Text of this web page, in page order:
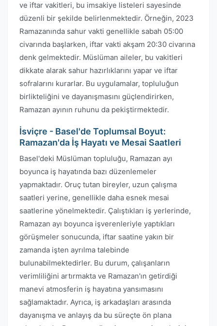
ve iftar vakitleri, bu imsakiye listeleri sayesinde
düzenli bir şekilde belirlenmektedir. Örneğin, 2023
Ramazanında sahur vakti genellikle sabah 05:00
civarında başlarken, iftar vakti akşam 20:30 civarına
denk gelmektedir. Müslüman aileler, bu vakitleri
dikkate alarak sahur hazırlıklarını yapar ve iftar
sofralarını kurarlar. Bu uygulamalar, topluluğun
birlikteliğini ve dayanışmasını güçlendirirken,
Ramazan ayının ruhunu da pekiştirmektedir.
İsviçre - Basel'de Toplumsal Boyut:
Ramazan'da İş Hayatı ve Mesai Saatleri
Basel'deki Müslüman topluluğu, Ramazan ayı
boyunca iş hayatında bazı düzenlemeler
yapmaktadır. Oruç tutan bireyler, uzun çalışma
saatleri yerine, genellikle daha esnek mesai
saatlerine yönelmektedir. Çalıştıkları iş yerlerinde,
Ramazan ayı boyunca işverenleriyle yaptıkları
görüşmeler sonucunda, iftar saatine yakın bir
zamanda işten ayrılma talebinde
bulunabilmektedirler. Bu durum, çalışanların
verimliliğini artırmakta ve Ramazan'ın getirdiği
manevi atmosferin iş hayatına yansımasını
sağlamaktadır. Ayrıca, iş arkadaşları arasında
dayanışma ve anlayış da bu süreçte ön plana